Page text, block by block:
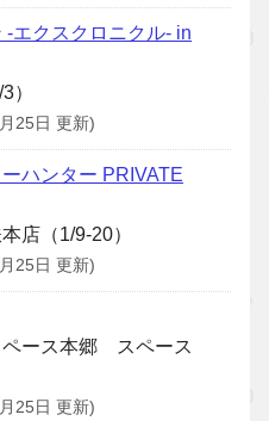
エクスクロニクル- in
）
25日 更新)
ハンター PRIVATE
店（1/9-20）
25日 更新)
ペース本郷 スペース
25日 更新)